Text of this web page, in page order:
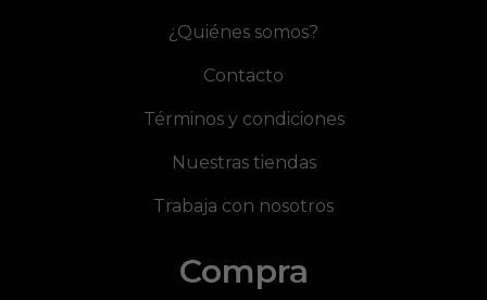
¿Quiénes somos?
Contacto
Términos y condiciones
Nuestras tiendas
Trabaja con nosotros
Compra